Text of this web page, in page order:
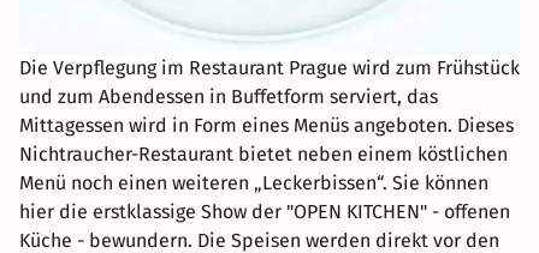
Die Verpflegung im Restaurant Prague wird zum Frühstück
und zum Abendessen in Buffetform serviert, das
Mittagessen wird in Form eines Menüs angeboten. Dieses
Nichtraucher-Restaurant bietet neben einem köstlichen
Menü noch einen weiteren „Leckerbissen“. Sie können
hier die erstklassige Show der "OPEN KITCHEN" - offenen
Küche - bewundern. Die Speisen werden direkt vor den